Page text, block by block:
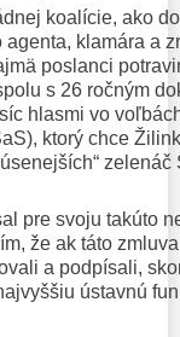
koalície, ako
klamára a
poslanci
s 26 ročným
hlasmi vo
ktorý chce
pre svoju takúto
že ak táto
a podpísali,
ústavnú